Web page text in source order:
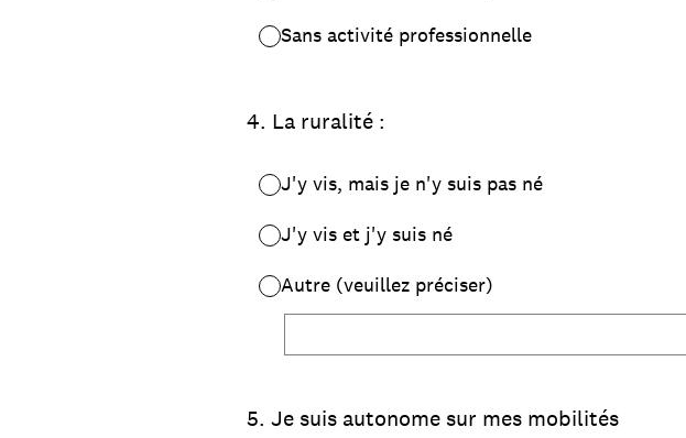
Sans activité professionnelle
4. La ruralité :
J'y vis, mais je n'y suis pas né
J'y vis et j'y suis né
Autre (veuillez préciser)
5. Je suis autonome sur mes mobilités